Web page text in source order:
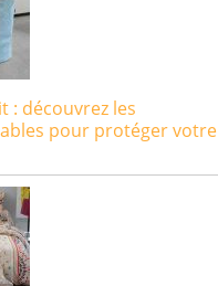
: découvrez les
pour protéger votre